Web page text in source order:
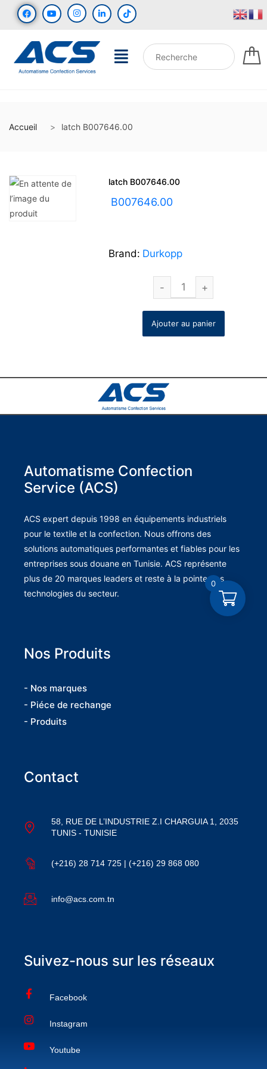
Accueil latch B007646.00
latch B007646.00
B007646.00
Brand: Durkopp
Ajouter au panier
Automatisme Confection
Service (ACS)
ACS expert depuis 1998 en équipements industriels
pour le textile et la confection. Nous offrons des
solutions automatiques performantes et fiables pour les
entreprises sous douane en Tunisie. ACS représente
plus de 20 marques leaders et reste à la pointe des
technologies du secteur.
Nos Produits
- Nos marques
- Piéce de rechange
- Produits
Contact
58, RUE DE L’INDUSTRIE Z.I CHARGUIA 1, 2035
TUNIS - TUNISIE
(+216) 28 714 725 | (+216) 29 868 080
info@acs.com.tn
Suivez-nous sur les réseaux
Facebook
Instagram
Youtube
0